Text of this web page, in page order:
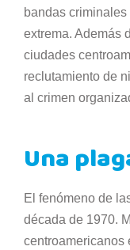
bandas
extrema. Además
ciudades
reclutamiento de
al crimen
Una
El fenómeno de
década de 1970.
centroamericanos